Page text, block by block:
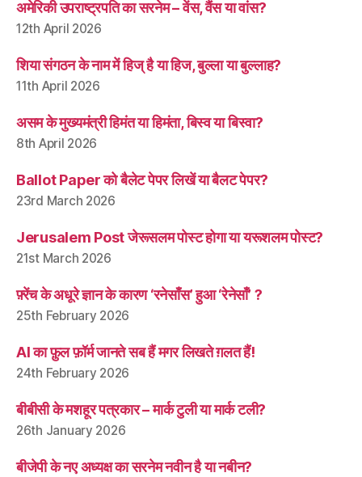
अमेरिकी उपराष्ट्रपति का सरनेम – वेंस, वैंस या वांस?
12th April 2026
शिया संगठन के नाम में हिज् है या हिज, बुल्ला या बुल्लाह?
11th April 2026
असम के मुख्यमंत्री हिमंत या हिमंता, बिस्व या बिस्वा?
8th April 2026
Ballot Paper को बैलेट पेपर लिखें या बैलट पेपर?
23rd March 2026
Jerusalem Post जेरूसलम पोस्ट होगा या यरूशलम पोस्ट?
21st March 2026
फ़्रेंच के अधूरे ज्ञान के कारण ‘रनेसाँस’ हुआ ‘रेनेसाँ’ ?
25th February 2026
AI का फ़ुल फ़ॉर्म जानते सब हैं मगर लिखते ग़लत हैं!
24th February 2026
बीबीसी के मशहूर पत्रकार – मार्क टुली या मार्क टली?
26th January 2026
बीजेपी के नए अध्यक्ष का सरनेम नवीन है या नबीन?